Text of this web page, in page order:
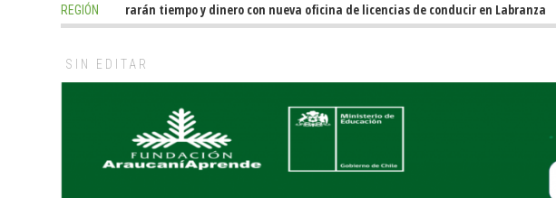
REGIÓN
de usuarios ahorrarán tiempo y dinero con nueva oficina de licencias de conducir en Labranza
SIN EDITAR